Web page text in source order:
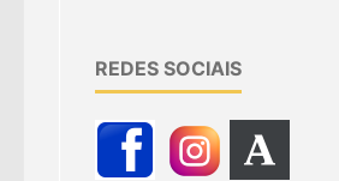
REDES SOCIAIS